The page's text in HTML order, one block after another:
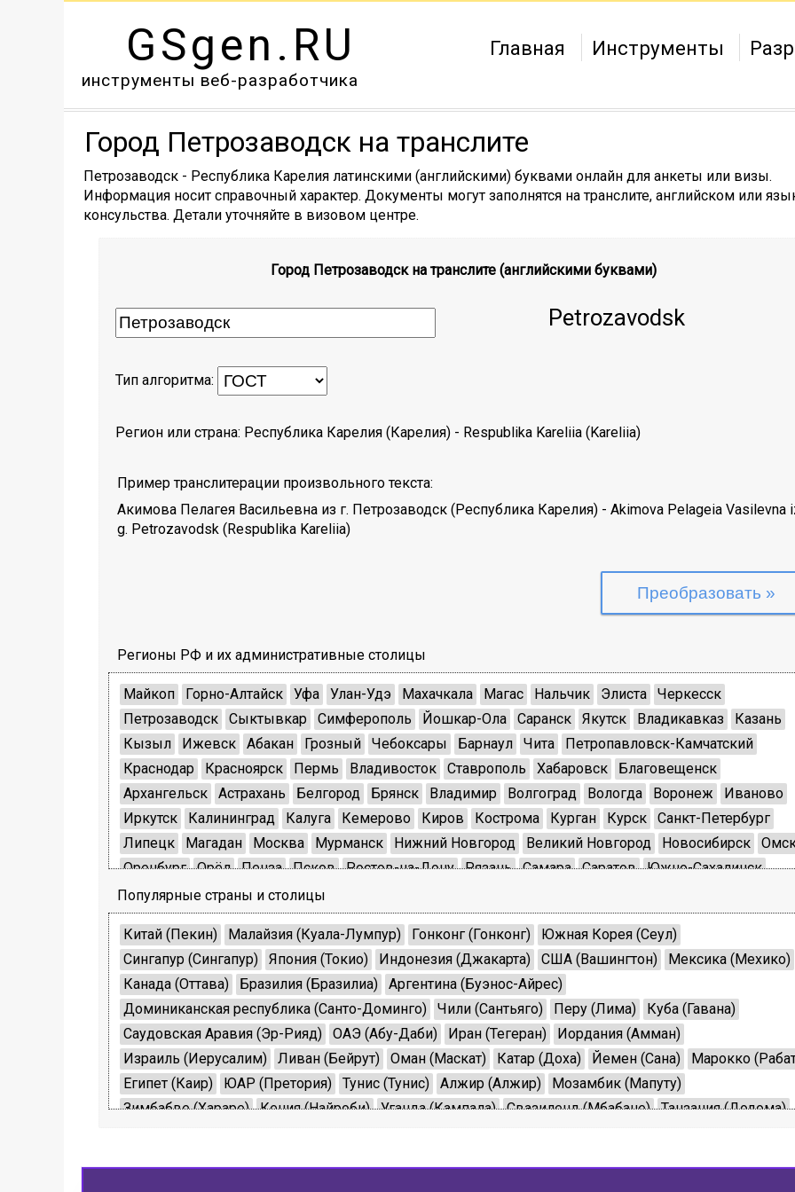
GSgen.RU
инструменты веб-разработчика
Главная Инструменты
Город Петрозаводск на транслите
Петрозаводск - Республика Карелия латинскими (английскими) буквами онлайн для анкеты или визы.
Информация носит справочный характер. Документы могут заполнятся на транслите, английском или
консульства. Детали уточняйте в визовом центре.
Город Петрозаводск на транслите (английскими буквами)
Petrozavodsk
Тип алгоритма:
Регион или страна: Республика Карелия (Карелия) - Respublika Kareliia (Kareliia)
Пример транслитерации произвольного текста:
Акимова Пелагея Васильевна из г. Петрозаводск (Республика Карелия)- Akimova Pelageia Vasilevna
g. Petrozavodsk (Respublika Kareliia)
Регионы РФ и их административные столицы
Майкоп Горно-Алтайск Уфа Улан-Удэ Махачкала Магас Нальчик Элиста
Черкесск
Петрозаводск
Сыктывкар Симферополь Йошкар-Ола Саранск Якутск Владикавказ
Казань
Кызыл
Ижевск Абакан Грозный Чебоксары Барнаул Чита
Петропавловск-Камчатский
Краснодар
Красноярск Пермь Владивосток Ставрополь Хабаровск
Благовещенск
Архангельск
Астрахань Белгород Брянск Владимир Волгоград Вологда Воронеж
Иваново
Иркутск
Калининград Калуга Кемерово Киров Кострома Курган Курск
Санкт-Петербург
Липецк
Магадан Москва Мурманск Нижний Новгород Великий Новгород Новосибирск
Оренбург
Орёл Пенза Псков Ростов-на-Дону Рязань Самара Саратов
Южно-Сахалинск
Екатеринбург
Смоленск Тамбов
Ярославль
Севастополь Биробиджан Нарьян-Мар Ханты-Мансийск Анадырь Салехард
Популярные страны и столицы
Китай (Пекин) Малайзия (Куала-Лумпур) Гонконг (Гонконг)
Южная Корея (Сеул)
Сингапур (Сингапур)
Япония (Токио) Индонезия (Джакарта) США (Вашингтон)
Мексика (Мехико)
Канада (Оттава)
Бразилия (Бразилиа)
Аргентина (Буэнос-Айрес)
Доминиканская республика (Санто-Доминго)
Чили (Сантьяго) Перу (Лима)
Куба (Гавана)
Саудовская Аравия (Эр-Рияд)
ОАЭ (Абу-Даби) Иран (Тегеран)
Иордания (Амман)
Израиль (Иерусалим)
Ливан (Бейрут) Оман (Маскат) Катар (Доха) Йемен (Сана)
Марокко
Египет (Каир)
ЮАР (Претория) Тунис (Тунис) Алжир (Алжир)
Мозамбик (Мапуту)
Зимбабве (Хараре)
Кения (Найроби) Уганда (Кампала) Свазиленд (Мбабане)
Танзания (Додома)